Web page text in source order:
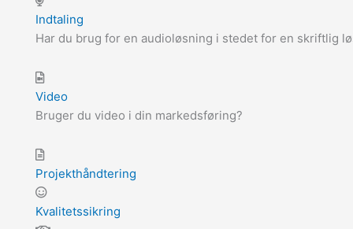
Indtaling
Har du brug for en audioløsning i stedet for en skriftlig
Video
Bruger du video i din markedsføring?
Projekthåndtering
Kvalitetssikring